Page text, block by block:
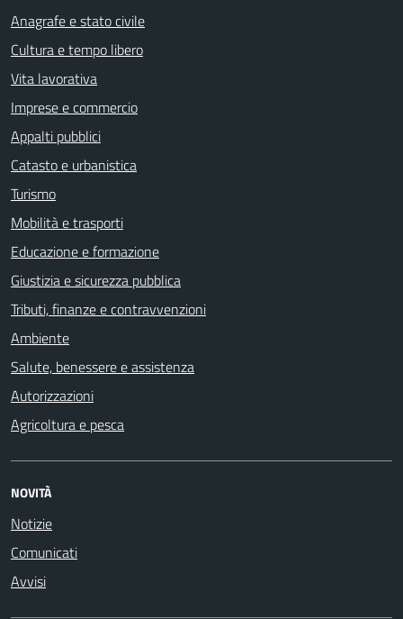
Anagrafe e stato civile
Cultura e tempo libero
Vita lavorativa
Imprese e commercio
Appalti pubblici
Catasto e urbanistica
Turismo
Mobilità e trasporti
Educazione e formazione
Giustizia e sicurezza pubblica
Tributi, finanze e contravvenzioni
Ambiente
Salute, benessere e assistenza
Autorizzazioni
Agricoltura e pesca
NOVITÀ
Notizie
Comunicati
Avvisi